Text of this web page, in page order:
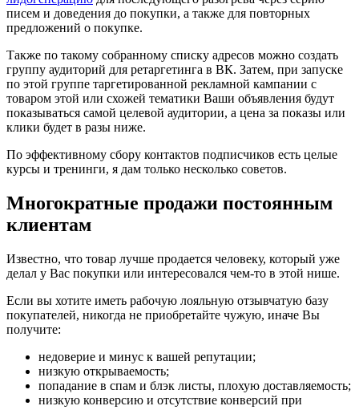
писем и доведения до покупки, а также для повторных
предложений о покупке.
Также по такому собранному списку адресов можно создать
группу аудиторий для ретаргетинга в ВК. Затем, при запуске
по этой группе таргетированной рекламной кампании с
товаром этой или схожей тематики Ваши объявления будут
показываться самой целевой аудитории, а цена за показы или
клики будет в разы ниже.
По эффективному сбору контактов подписчиков есть целые
курсы и тренинги, я дам только несколько советов.
Многократные продажи постоянным
клиентам
Известно, что товар лучше продается человеку, который уже
делал у Вас покупки или интересовался чем-то в этой нише.
Если вы хотите иметь рабочую лояльную отзывчатую базу
покупателей, никогда не приобретайте чужую, иначе Вы
получите:
недоверие и минус к вашей репутации;
низкую открываемость;
попадание в спам и блэк листы, плохую доставляемость;
низкую конверсию и отсутствие конверсий при